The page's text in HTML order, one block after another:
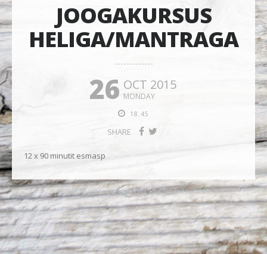
JOOGAKURSUS
HELIGA/MANTRAGA
26 OCT 2015
MONDAY
18.45
SHARE
12 x 90 minutit esmasp
© 2026 Maarja-Magdaleena Gild. Kõik õigused kaitstud.